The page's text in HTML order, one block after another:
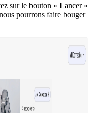
sur le bouton « Lancer »
pourrons faire bouger